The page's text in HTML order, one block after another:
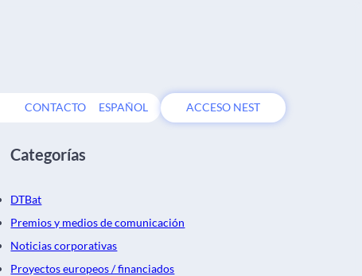
CONTACTO ESPAÑOL ACCESO NEST
Categorías
DTBat
Premios y medios de comunicación
Noticias corporativas
Proyectos europeos / financiados